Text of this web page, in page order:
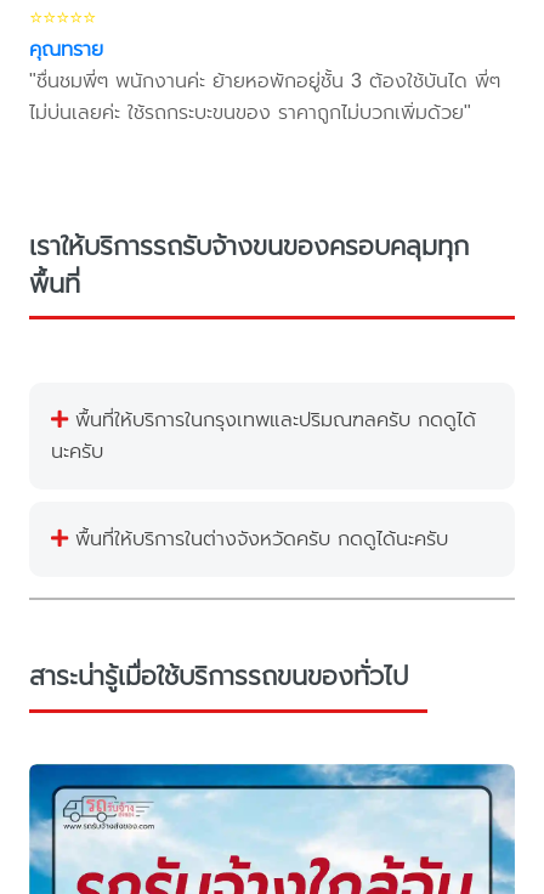
⭐⭐⭐⭐⭐
คุณทราย
"ชื่นชมพี่ๆ พนักงานค่ะ ย้ายหอพักอยู่ชั้น 3 ต้องใช้บันได พี่ๆ
ไม่บ่นเลยค่ะ ใช้รถกระบะขนของ ราคาถูกไม่บวกเพิ่มด้วย"
เราให้บริการรถรับจ้างขนของครอบคลุมทุก
พื้นที่
พื้นที่ให้บริการในกรุงเทพและปริมณฑลครับ กดดูได้
นะครับ
พื้นที่ให้บริการในต่างจังหวัดครับ กดดูได้นะครับ
สาระน่ารู้เมื่อใช้บริการรถขนของทั่วไป